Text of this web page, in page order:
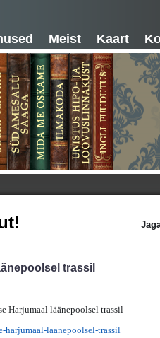
Meist Kaart
trassil
Harjumaal läänepoolsel trassil
harjumaal-laanepoolsel-trassil